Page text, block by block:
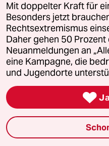
michael bolz
28.10.2016,
@4845
russland hat
ein sogar
legitimierter
und als
Mit doppelter Kraft für
Besonders jetzt
Rechtsextremismus
Daher gehen 50
Neuanmeldungen an
eine Kampagne, die
und Jugendorte
